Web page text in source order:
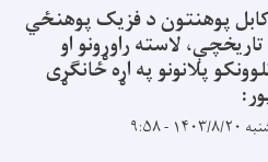
پوهنتون د فزیک پوهنځي
لاسته راوړونو او
پلانونو په اړه ځانګړی
۲۰ - ۹:۵۸